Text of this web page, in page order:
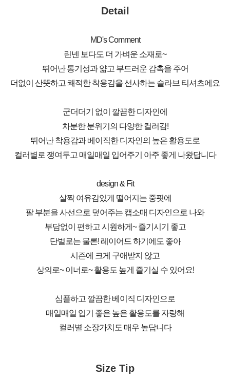
Detail
MD's Comment
린넨 보다도 더 가벼운 소재로~
뛰어난 통기성과 얇고 부드러운 감촉을 주어
더없이 산뜻하고 쾌적한 착용감을 선사하는 슬라브 티셔츠에요
군더더기 없이 깔끔한 디자인에
차분한 분위기의 다양한 컬러감!
뛰어난 착용감과 베이직한 디자인의 높은 활용도로
컬러별로 쟁여두고 매일매일 입어주기 아주 좋게 나왔답니다
design & Fit
살짝 여유감있게 떨어지는 중핏에
팔 부분을 사선으로 덮어주는 캡소매 디자인으로 나와
부담없이 편하고 시원하게~ 즐기시기 좋고
단벌로는 물론! 레이어드 하기에도 좋아
시즌에 크게 구애받지 않고
상의로~ 이너로~ 활용도 높게 즐기실 수 있어요!
심플하고 깔끔한 베이직 디자인으로
매일매일 입기 좋은 높은 활용도를 자랑해
컬러별 소장가치도 매우 높답니다
Size Tip